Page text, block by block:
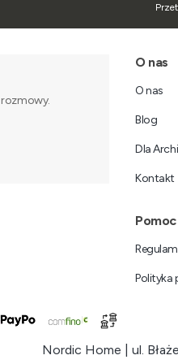
Linki
O nas
O nas
Blog
Dla
Kontakt
Pomoc
Polityka
Nordic Home | ul.